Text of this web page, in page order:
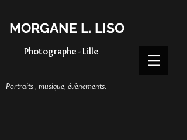
MORGANE L. LISO
Photographe - Lille
Portraits , musique, évènements.